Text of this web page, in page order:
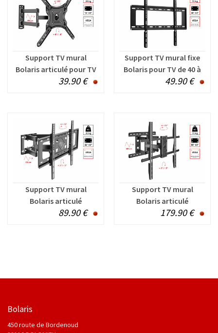
Support TV mural
Bolaris articulé pour TV
de 14 à 60 pouces
39.90 €
Support TV mural fixe
Bolaris pour TV de 40 à
80 pouces49.90 €
Support TV mural
Bolaris articulé
inclinable pour TV de 32
89.90 €
Support TV mural
Bolaris articulé
inclinable pour TV de 55
179.90 €
Bolaris
450 route de Bordenoud